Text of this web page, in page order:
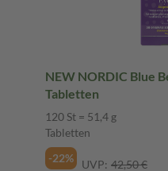
NEW NORDIC Blue
Tabletten
120 St = 51,4 g
Tabletten
-22%
UVP: 42,50 €